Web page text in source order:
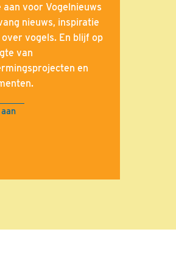
aan voor Vogelnieuws
nieuws, inspiratie
vogels. En blijf op
van
en